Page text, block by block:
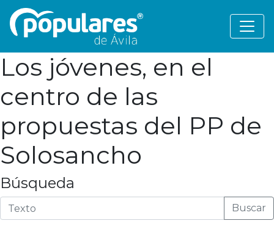
Los jóvenes, en el
centro de las
propuestas del PP de
Solosancho
Búsqueda
Buscar